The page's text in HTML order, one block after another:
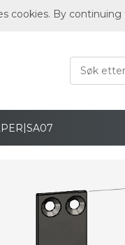
|SA07
cookies. By